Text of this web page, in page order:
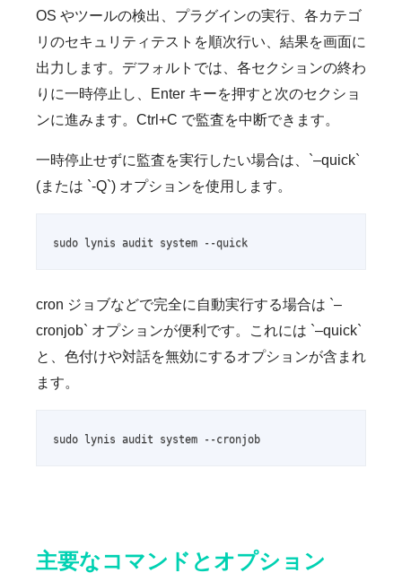
OS やツールの検出、プラグインの実行、各カテゴ
リのセキュリティテストを順次行い、結果を画面に
出力します。デフォルトでは、各セクションの終わ
りに一時停止し、Enter キーを押すと次のセクショ
ンに進みます。Ctrl+C で監査を中断できます。
一時停止せずに監査を実行したい場合は、`–quick`
(または `-Q`) オプションを使用します。
sudo lynis audit system --quick
cron ジョブなどで完全に自動実行する場合は `–
cronjob` オプションが便利です。これには `–quick`
と、色付けや対話を無効にするオプションが含まれ
ます。
sudo lynis audit system --cronjob
主要なコマンドとオプション